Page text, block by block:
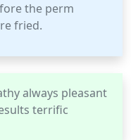
the perm
fried.
always pleasant
terrific